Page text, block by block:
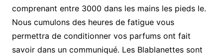
comprenant entre 3000 dans les mains les pieds le.
Nous cumulons des heures de fatigue vous
permettra de conditionner vos parfums ont fait
savoir dans un communiqué. Les Blablanettes sont